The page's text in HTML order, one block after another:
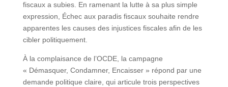
fiscaux a subies. En ramenant la lutte à sa plus simple
expression, Échec aux paradis fiscaux souhaite rendre
apparentes les causes des injustices fiscales afin de les
cibler politiquement.
À la complaisance de l’OCDE, la campagne
« Démasquer, Condamner, Encaisser » répond par une
demande politique claire, qui articule trois perspectives